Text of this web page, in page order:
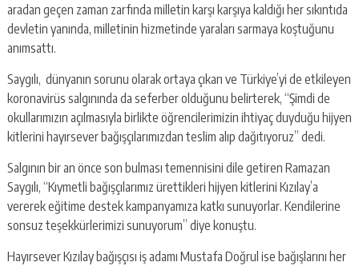
aradan geçen zaman zarfında milletin karşı karşıya kaldığı her sıkıntıda
devletin yanında, milletinin hizmetinde yaraları sarmaya koştuğunu
anımsattı.
Saygılı, dünyanın sorunu olarak ortaya çıkan ve Türkiye’yi de etkileyen
koronavirüs salgınında da seferber olduğunu belirterek, “Şimdi de
okullarımızın açılmasıyla birlikte öğrencilerimizin ihtiyaç duyduğu hijyen
kitlerini hayırsever bağışçılarımızdan teslim alıp dağıtıyoruz” dedi.
Salgının bir an önce son bulması temennisini dile getiren Ramazan
Saygılı, “Kıymetli bağışçılarımız ürettikleri hijyen kitlerini Kızılay’a
vererek eğitime destek kampanyamıza katkı sunuyorlar. Kendilerine
sonsuz teşekkürlerimizi sunuyorum” diye konuştu.
Hayırsever Kızılay bağışçısı iş adamı Mustafa Doğrul ise bağışlarını her